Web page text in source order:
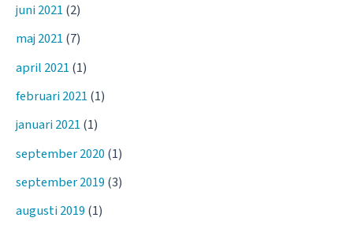
juni 2021 (2)
maj 2021 (7)
april 2021 (1)
februari 2021 (1)
januari 2021 (1)
september 2020 (1)
september 2019 (3)
augusti 2019 (1)